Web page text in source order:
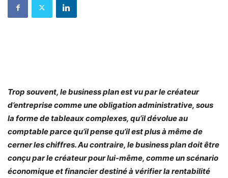
Trop souvent, le business plan est vu par le créateur
d’entreprise comme une obligation administrative, sous
la forme de tableaux complexes, qu’il dévolue au
comptable parce qu’il pense qu’il est plus à même de
cerner les chiffres. Au contraire, le business plan doit être
conçu par le créateur pour lui-même, comme un scénario
économique et financier destiné à vérifier la rentabilité